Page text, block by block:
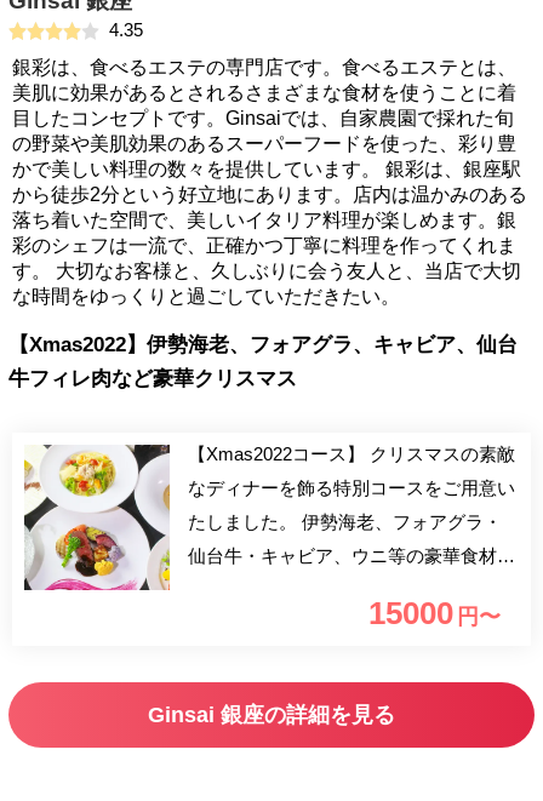
4.35
銀彩は、食べるエステの専門店です。食べるエステとは、
美肌に効果があるとされるさまざまな食材を使うことに着
目したコンセプトです。Ginsaiでは、自家農園で採れた旬
の野菜や美肌効果のあるスーパーフードを使った、彩り豊
かで美しい料理の数々を提供しています。 銀彩は、銀座駅
から徒歩2分という好立地にあります。店内は温かみのある
落ち着いた空間で、美しいイタリア料理が楽しめます。銀
彩のシェフは一流で、正確かつ丁寧に料理を作ってくれま
す。 大切なお客様と、久しぶりに会う友人と、当店で大切
な時間をゆっくりと過ごしていただきたい。
【Xmas2022】伊勢海老、フォアグラ、キャビア、仙台
牛フィレ肉など豪華クリスマス
【Xmas2022コース】 クリスマスの素敵
なディナーを飾る特別コースをご用意い
たしました。 伊勢海老、フォアグラ・
仙台牛・キャビア、ウニ等の豪華食材を
ております。 皆様で素敵なディナータ
15000 円〜
Ginsai 銀座の詳細を見る